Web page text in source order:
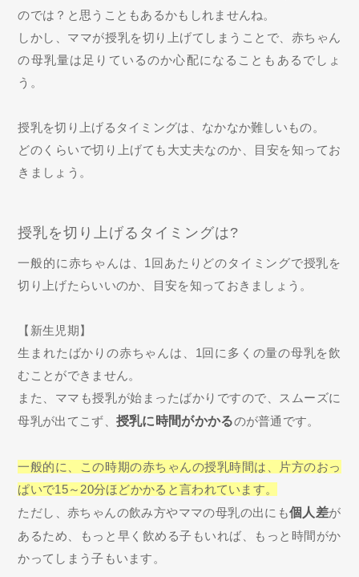
のでは？と思うこともあるかもしれませんね。
しかし、ママが授乳を切り上げてしまうことで、赤ちゃん
の母乳量は足りているのか心配になることもあるでしょ
う。
授乳を切り上げるタイミングは、なかなか難しいもの。
どのくらいで切り上げても大丈夫なのか、目安を知ってお
きましょう。
授乳を切り上げるタイミングは?
一般的に赤ちゃんは、1回あたりどのタイミングで授乳を
切り上げたらいいのか、目安を知っておきましょう。
【新生児期】
生まれたばかりの赤ちゃんは、1回に多くの量の母乳を飲
むことができません。
また、ママも授乳が始まったばかりですので、スムーズに
母乳が出てこず、 授乳に時間がかかるのが普通です。
一般的に、この時期の赤ちゃんの授乳時間は、片方のおっ
ぱいで15～20分ほどかかると言われています。
ただし、赤ちゃんの飲み方やママの母乳の出にも個人差が
あるため、もっと早く飲める子もいれば、もっと時間がか
かってしまう子もいます。